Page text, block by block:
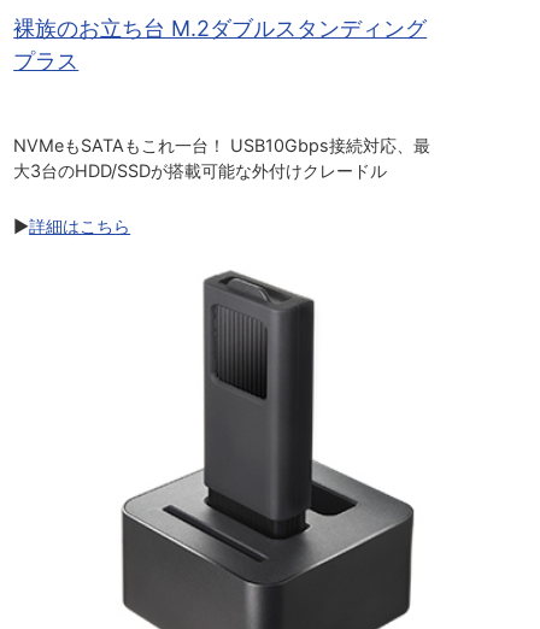
裸族のお立ち台 M.2ダブルスタンディング
プラス
NVMeもSATAもこれ一台！ USB10Gbps接続対応、最
大3台のHDD/SSDが搭載可能な外付けクレードル
▶詳細はこちら